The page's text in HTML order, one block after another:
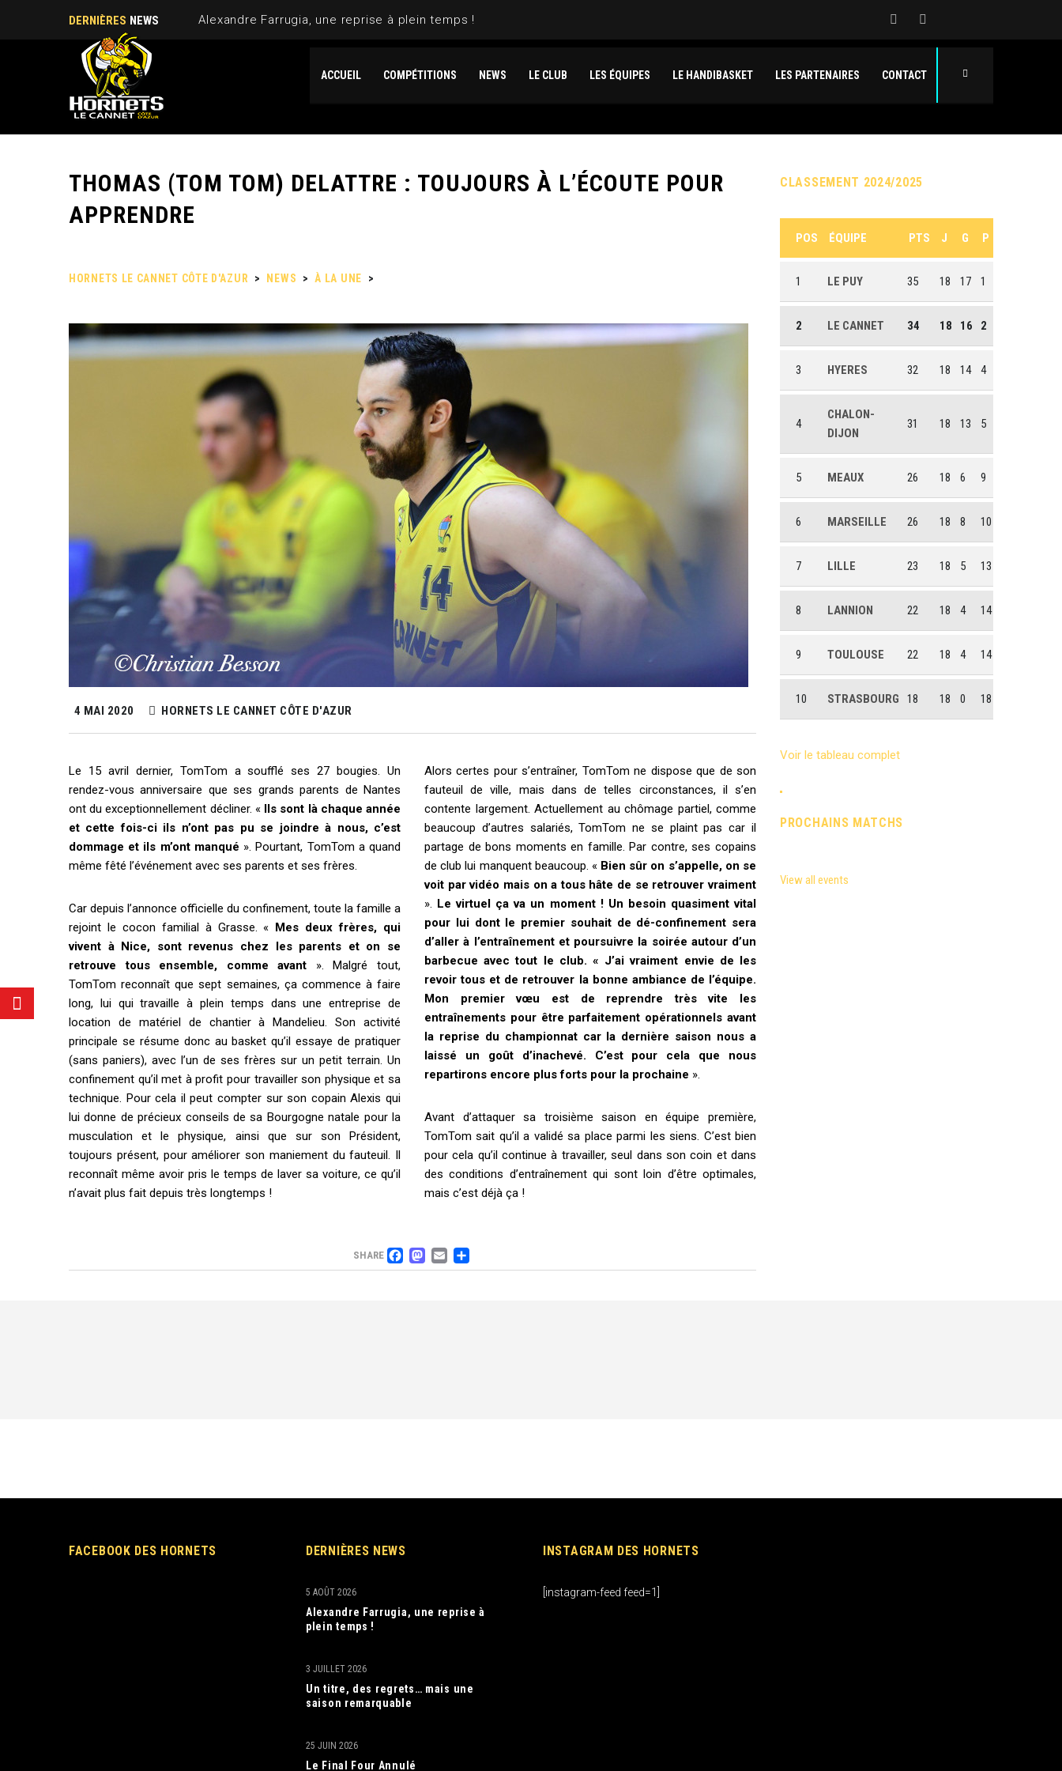
DERNIÈRES NEWS Alexandre Farrugia, une reprise à plein temps !
ACCUEIL COMPÉTITIONS NEWS LE CLUB LES ÉQUIPES LE HANDIBASKET LES PARTENAIRES CONTACT
THOMAS (TOM TOM) DELATTRE : TOUJOURS À L’ÉCOUTE POUR
APPRENDRE
HORNETS LE CANNET CÔTE D'AZUR > NEWS > À LA UNE >
4 MAI 2020 HORNETS LE CANNET CÔTE D'AZUR
Le 15 avril dernier, TomTom a soufflé ses 27 bougies. Un
rendez-vous anniversaire que ses grands parents de Nantes
ont du exceptionnellement décliner. « Ils sont là chaque année
et cette fois-ci ils n’ont pas pu se joindre à nous, c’est
dommage et ils m’ont manqué ». Pourtant, TomTom a quand
même fêté l’événement avec ses parents et ses frères.
Car depuis l’annonce officielle du confinement, toute la famille a
rejoint le cocon familial à Grasse. « Mes deux frères, qui
vivent à Nice, sont revenus chez les parents et on se
retrouve tous ensemble, comme avant ». Malgré tout,
TomTom reconnaît que sept semaines, ça commence à faire
long, lui qui travaille à plein temps dans une entreprise de
location de matériel de chantier à Mandelieu. Son activité
principale se résume donc au basket qu’il essaye de pratiquer
(sans paniers), avec l’un de ses frères sur un petit terrain. Un
confinement qu’il met à profit pour travailler son physique et sa
technique. Pour cela il peut compter sur son copain Alexis qui
lui donne de précieux conseils de sa Bourgogne natale pour la
musculation et le physique, ainsi que sur son Président,
toujours présent, pour améliorer son maniement du fauteuil. Il
reconnaît même avoir pris le temps de laver sa voiture, ce qu’il
n’avait plus fait depuis très longtemps !
Alors certes pour s’entraîner, TomTom ne dispose que de son
fauteuil de ville, mais dans de telles circonstances, il s’en
contente largement. Actuellement au chômage partiel, comme
beaucoup d’autres salariés, TomTom ne se plaint pas car il
partage de bons moments en famille. Par contre, ses copains
de club lui manquent beaucoup. « Bien sûr on s’appelle, on se
voit par vidéo mais on a tous hâte de se retrouver vraiment
». Le virtuel ça va un moment ! Un besoin quasiment vital
pour lui dont le premier souhait de dé-confinement sera
d’aller à l’entraînement et poursuivre la soirée autour d’un
barbecue avec tout le club. « J’ai vraiment envie de les
revoir tous et de retrouver la bonne ambiance de l’équipe.
Mon premier vœu est de reprendre très vite les
entraînements pour être parfaitement opérationnels avant
la reprise du championnat car la dernière saison nous a
laissé un goût d’inachevé. C’est pour cela que nous
repartirons encore plus forts pour la prochaine ».
Avant d’attaquer sa troisième saison en équipe première,
TomTom sait qu’il a validé sa place parmi les siens. C’est bien
pour cela qu’il continue à travailler, seul dans son coin et dans
des conditions d’entraînement qui sont loin d’être optimales,
mais c’est déjà ça !
SHARE FACEBOOK
MASTODON
EMAIL
PARTAGER
CLASSEMENT 2024/2025
POS ÉQUIPE PTS J G P
1 LE PUY 35 18 17 1
2 LE CANNET 34 18 16 2
3 HYERES 32 18 14 4
4
CHALON-
DIJON
31 18 13 5
5 MEAUX 26 18 6 9
6 MARSEILLE 26 18 8 10
7 LILLE 23 18 5 13
8 LANNION 22 18 4 14
9 TOULOUSE 22 18 4 14
10 STRASBOURG 18 18 0 18
Voir le tableau complet
PROCHAINS MATCHS
View all events
FACEBOOK DES HORNETS DERNIÈRES NEWS
Alexandre Farrugia, une reprise à
plein temps !
5 AOÛT 2026
Un titre, des regrets… mais une
saison remarquable
3 JUILLET 2026
Le Final Four Annulé
25 JUIN 2026
INSTAGRAM DES HORNETS
[instagram-feed feed=1]